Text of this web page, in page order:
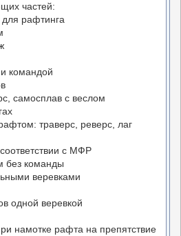
частей:
рафтинга
командой
самосплав с веслом
траверс, реверс, лаг
с МФР
без команды
веревками
одной веревкой
намотке рафта на препятствие